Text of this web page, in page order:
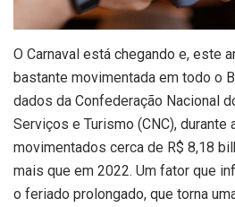
O Carnaval está chegando e, este
bastante movimentada em todo o
dados da Confederação Nacional
Serviços e Turismo (CNC),
movimentados cerca de R$ 8,18
mais que em 2022. Um fator que
o feriado prolongado, que torna